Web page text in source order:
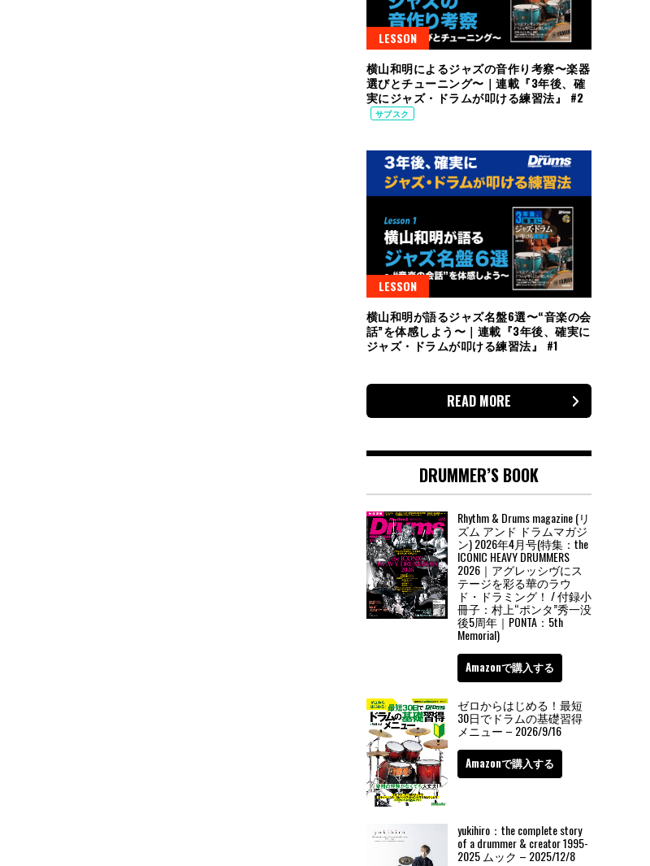
LESSON
横山和明によるジャズの音作り考察〜楽器
選びとチューニング〜｜連載『3年後、確
実にジャズ・ドラムが叩ける練習法』 #2
サブスク
LESSON
横山和明が語るジャズ名盤6選〜“音楽の会
話”を体感しよう〜｜連載『3年後、確実に
ジャズ・ドラムが叩ける練習法』 #1
READ MORE
DRUMMER’S BOOK
Rhythm & Drums magazine (リ
ズム アンド ドラムマガジ
ン) 2026年4月号(特集：the
ICONIC HEAVY DRUMMERS
2026｜アグレッシヴにス
テージを彩る華のラウ
ド・ドラミング！ / 付録小
冊子：村上“ポンタ”秀一没
後5周年｜PONTA：5th
Memorial)
Amazonで購入する
ゼロからはじめる！最短
30日でドラムの基礎習得
メニュー – 2026/9/16
Amazonで購入する
yukihiro：the complete story
of a drummer & creator 1995-
2025 ムック – 2025/12/8